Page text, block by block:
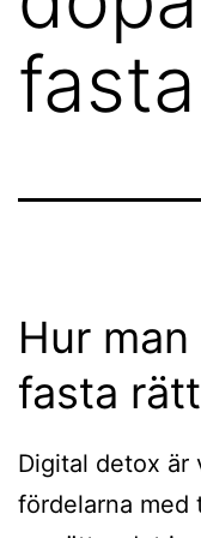
Hur
fasta rätt
Digital detox är
fördelarna med